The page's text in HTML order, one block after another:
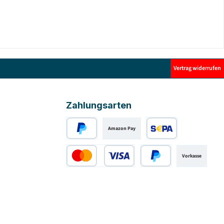
Vertrag widerrufen
Zahlungsarten
Vorkasse
PayPal
Amazon Pay
SEPA Lastschrift